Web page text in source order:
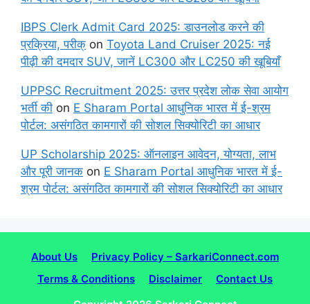
IBPS Clerk Admit Card 2025: डाउनलोड करने की
प्रक्रिया, परीक् on Toyota Land Cruiser 2025: नई
पीढ़ी की दमदार SUV, जानें LC300 और LC250 की खूबियाँ
UPPSC Recruitment 2025: उत्तर प्रदेश लोक सेवा आयोग
भर्ती की on E Sharam Portal आधुनिक भारत में ई-श्रम
पोर्टल: असंगठित कामगारों की सोशल सिक्योरिटी का आधार
UP Scholarship 2025: ऑनलाइन आवेदन, योग्यता, लाभ
और पूरी जानक on E Sharam Portal आधुनिक भारत में ई-
श्रम पोर्टल: असंगठित कामगारों की सोशल सिक्योरिटी का आधार
About Us
Privacy Policy – SarkariConnect.com
Terms & Conditions
Disclaimer
Contact Us